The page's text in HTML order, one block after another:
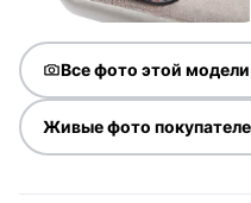
Все фото этой
Живые фото